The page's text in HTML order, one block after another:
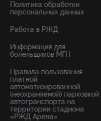
Политика обработки
персональных данных
Работа в РЖД
Информация для
болельщиков МГН
Правила пользования
платной
автоматизированной
(неохраняемой) парковкой
автотранспорта на
территории стадиона
«РЖД Арена»